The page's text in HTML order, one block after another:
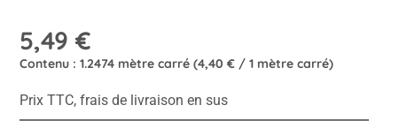
5,49 €
Contenu : 1.2474 mètre carré (4,40 € / 1 mètre carré)
Prix TTC, frais de livraison en sus